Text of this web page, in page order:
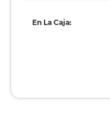
En La Caja: